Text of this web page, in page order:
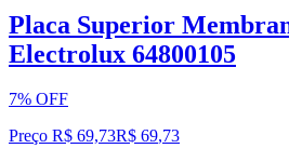
Placa Superior
Electrolux 64800105
7% OFF
Preço R$ 69,73R$ 69,73